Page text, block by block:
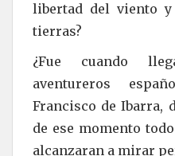
libertad del viento
tierras?
¿Fue cuando
aventureros
Francisco de Ibarra,
de ese momento
alcanzaran a mirar